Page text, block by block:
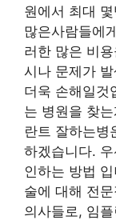
원에서 최대
많은사람들에
러한 많은 비
시나 문제가
더욱 손해일것
는 병원을 찾
란트 잘하는병
하겠습니다.
인하는 방법
술에 대해 전
의사들로, 임